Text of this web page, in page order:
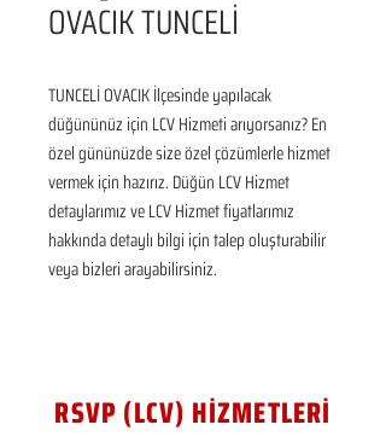
OVACIK TUNCELİ
TUNCELİ OVACIK İlçesinde yapılacak
düğününüz için LCV Hizmeti arıyorsanız? En
özel gününüzde size özel çözümlerle hizmet
vermek için hazırız. Düğün LCV Hizmet
detaylarımız ve LCV Hizmet fiyatlarımız
hakkında detaylı bilgi için talep oluşturabilir
veya bizleri arayabilirsiniz.
RSVP (LCV) HİZMETLERİ